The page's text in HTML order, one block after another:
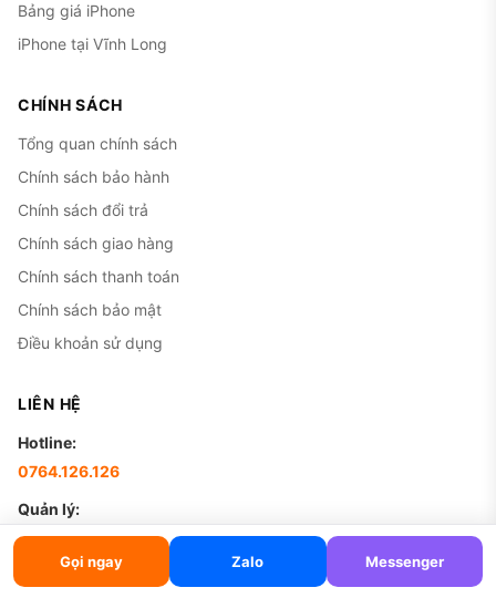
Gọi ngay Zalo Messenger
Bảng giá iPhone
iPhone tại Vĩnh Long
CHÍNH SÁCH
Tổng quan chính sách
Chính sách bảo hành
Chính sách đổi trả
Chính sách giao hàng
Chính sách thanh toán
Chính sách bảo mật
Điều khoản sử dụng
LIÊN HỆ
Hotline:
0764.126.126
Quản lý:
0398.126.126